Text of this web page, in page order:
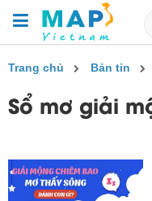
Trang chủ Bản tin
Sổ mơ giải